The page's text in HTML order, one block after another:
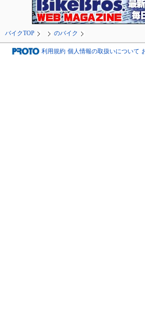
バイクTOP のバイク
利用規約 個人情報の取扱いについて